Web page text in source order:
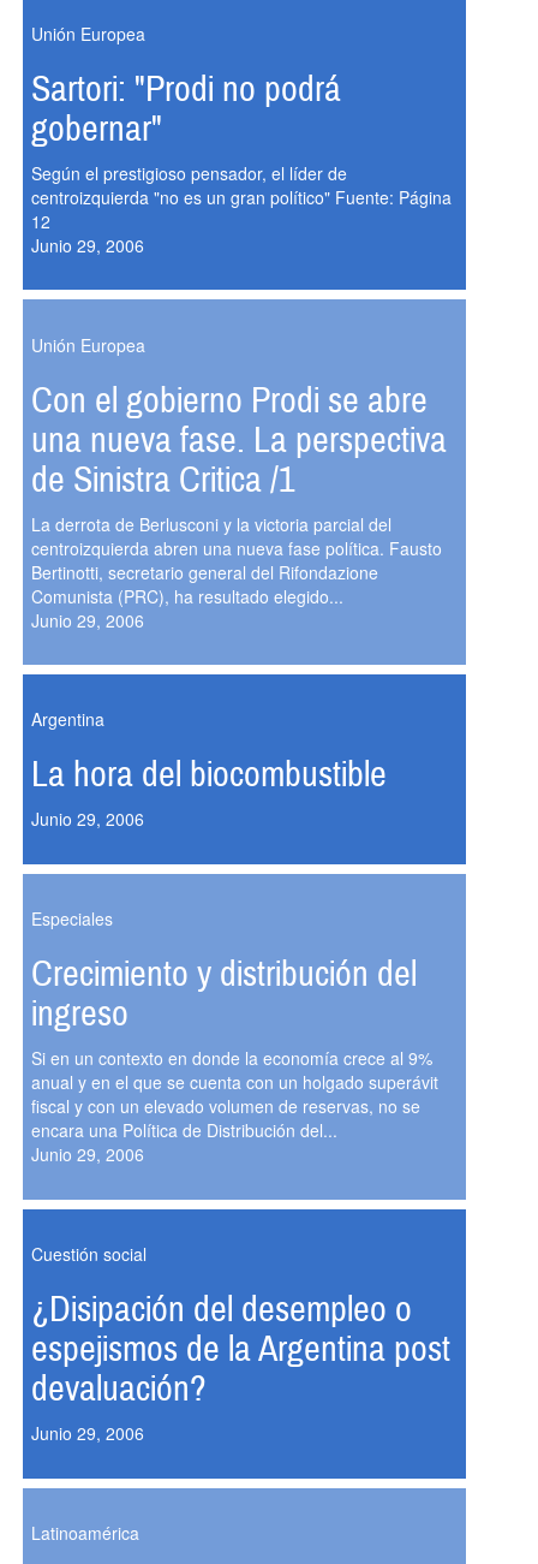
Unión Europea
Sartori: "Prodi no podrá
gobernar"
Según el prestigioso pensador, el líder de
centroizquierda "no es un gran político" Fuente: Página
12
Junio 29, 2006
Unión Europea
Con el gobierno Prodi se abre
una nueva fase. La perspectiva
de Sinistra Critica /1
La derrota de Berlusconi y la victoria parcial del
centroizquierda abren una nueva fase política. Fausto
Bertinotti, secretario general del Rifondazione
Comunista (PRC), ha resultado elegido...
Junio 29, 2006
Argentina
La hora del biocombustible
Junio 29, 2006
Especiales
Crecimiento y distribución del
ingreso
Si en un contexto en donde la economía crece al 9%
anual y en el que se cuenta con un holgado superávit
fiscal y con un elevado volumen de reservas, no se
encara una Política de Distribución del...
Junio 29, 2006
Cuestión social
¿Disipación del desempleo o
espejismos de la Argentina post
devaluación?
Junio 29, 2006
Latinoamérica